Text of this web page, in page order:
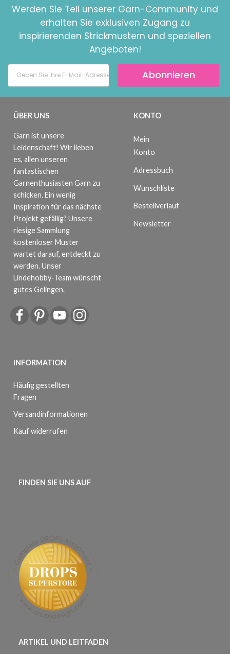
Werden Sie Teil unserer Garn-Community und
erhalten Sie exklusiven Zugang zu
inspirierenden Strickmustern und speziellen
Angeboten!
Abonnieren
ÜBER UNS
Garn ist unsere
Leidenschaft! Wir lieben
es, allen unseren
fantastischen
Garnenthusiasten Garn zu
schicken. Ein wenig
Inspiration für das nächste
Projekt gefällig? Unsere
riesige Sammlung
kostenloser Muster
wartet darauf, entdeckt zu
werden. Unser
Lindehobby-Team wünscht
gutes Gelingen.
INFORMATION
Häufig gestellten
Fragen
Versandinformationen
Kauf widerrufen
KONTO
Mein
Konto
Adressbuch
Wunschliste
Bestellverlauf
Newsletter
FINDEN SIE UNS AUF
ARTIKEL UND LEITFADEN